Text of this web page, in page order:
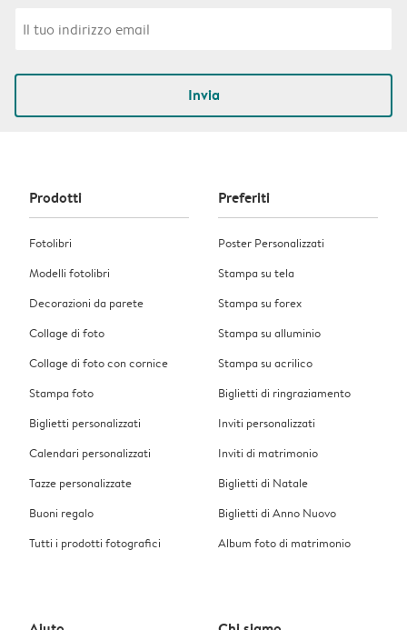
Invia
Prodotti
Fotolibri
Modelli fotolibri
Decorazioni da parete
Collage di foto
Collage di foto con cornice
Stampa foto
Biglietti personalizzati
Calendari personalizzati
Tazze personalizzate
Buoni regalo
Tutti i prodotti fotografici
Preferiti
Poster Personalizzati
Stampa su tela
Stampa su forex
Stampa su alluminio
Stampa su acrilico
Biglietti di ringraziamento
Inviti personalizzati
Inviti di matrimonio
Biglietti di Natale
Biglietti di Anno Nuovo
Album foto di matrimonio